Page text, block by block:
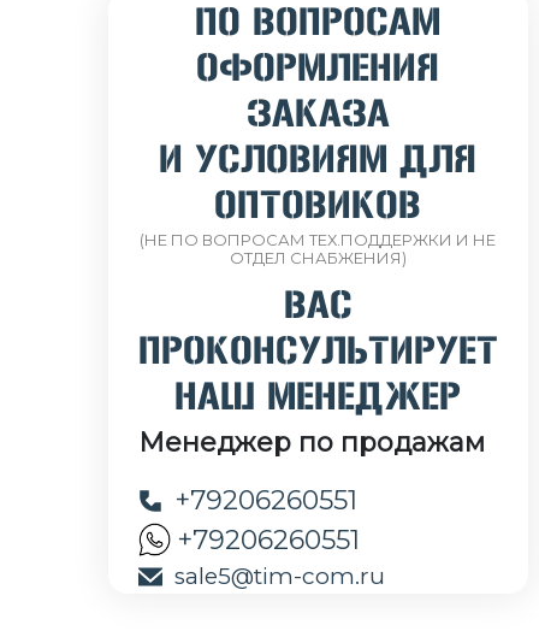
ПО ВОПРОСАМ
ОФОРМЛЕНИЯ
ЗАКАЗА
И УСЛОВИЯМ ДЛЯ
ОПТОВИКОВ
(НЕ ПО ВОПРОСАМ ТЕХ.ПОДДЕРЖКИ И НЕ
ОТДЕЛ СНАБЖЕНИЯ)
ВАС
ПРОКОНСУЛЬТИРУЕТ
НАШ МЕНЕДЖЕР
Менеджер по продажам
+79206260551
+79206260551
sale5@tim-com.ru